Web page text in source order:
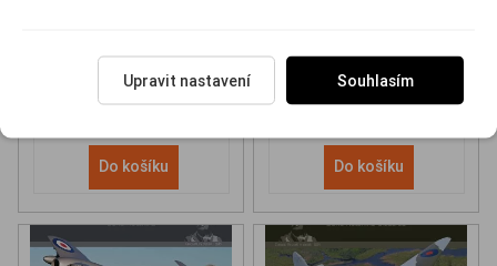
613 Kč/ ks
Do košíku
565 Kč/ ks
Do košíku
Upravit nastavení Souhlasím